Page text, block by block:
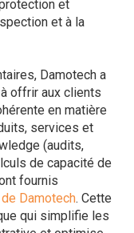
et
et à la
Damotech a
offrir aux clients
en matière
services et
(audits,
de capacité de
fournis
de Damotech. Cette
qui simplifie les